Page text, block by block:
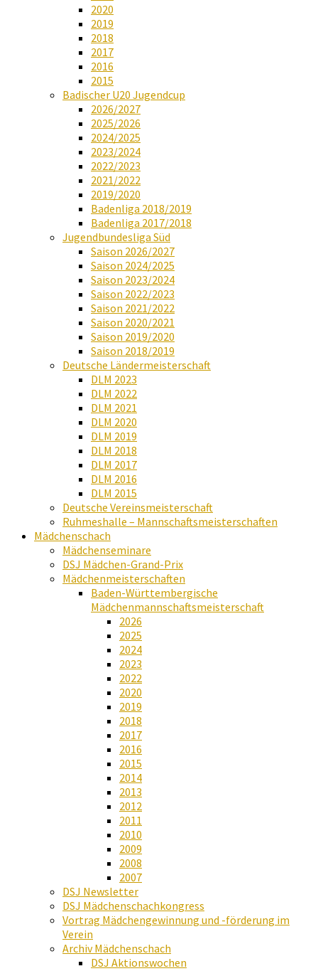
2020
2019
2018
2017
2016
2015
Badischer U20 Jugendcup
2026/2027
2025/2026
2024/2025
2023/2024
2022/2023
2021/2022
2019/2020
Badenliga 2018/2019
Badenliga 2017/2018
Jugendbundesliga Süd
Saison 2026/2027
Saison 2024/2025
Saison 2023/2024
Saison 2022/2023
Saison 2021/2022
Saison 2020/2021
Saison 2019/2020
Saison 2018/2019
Deutsche Ländermeisterschaft
DLM 2023
DLM 2022
DLM 2021
DLM 2020
DLM 2019
DLM 2018
DLM 2017
DLM 2016
DLM 2015
Deutsche Vereinsmeisterschaft
Ruhmeshalle – Mannschaftsmeisterschaften
Mädchenschach
Mädchenseminare
DSJ Mädchen-Grand-Prix
Mädchenmeisterschaften
Baden-Württembergische
Mädchenmannschaftsmeisterschaft
2026
2025
2024
2023
2022
2020
2019
2018
2017
2016
2015
2014
2013
2012
2011
2010
2009
2008
2007
DSJ Newsletter
DSJ Mädchenschachkongress
Vortrag Mädchengewinnung und -förderung im
Verein
Archiv Mädchenschach
DSJ Aktionswochen